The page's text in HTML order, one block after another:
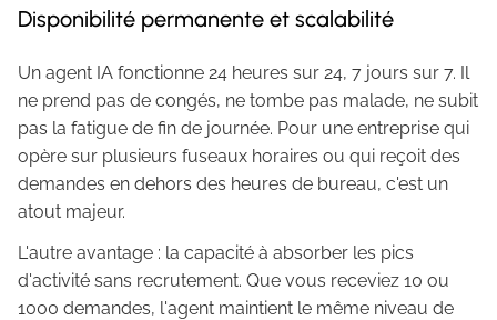
Disponibilité permanente et scalabilité
Un agent IA fonctionne 24 heures sur 24, 7 jours sur 7. Il
ne prend pas de congés, ne tombe pas malade, ne subit
pas la fatigue de fin de journée. Pour une entreprise qui
opère sur plusieurs fuseaux horaires ou qui reçoit des
demandes en dehors des heures de bureau, c'est un
atout majeur.
L'autre avantage : la capacité à absorber les pics
d'activité sans recrutement. Que vous receviez 10 ou
1000 demandes, l'agent maintient le même niveau de